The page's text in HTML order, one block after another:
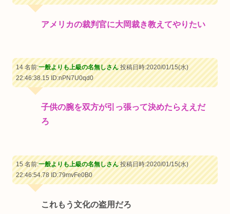
アメリカの裁判官に大岡裁き教えてやりたい
14 名前:一般よりも上級の名無しさん投稿日時:2020/01/15(水)
22:46:38.15ID:nPN7U0qd0
子供の腕を双方が引っ張って決めたらええだ
ろ
15 名前:一般よりも上級の名無しさん投稿日時:2020/01/15(水)
22:46:54.78ID:79mvFe0B0
これもう文化の盗用だろ